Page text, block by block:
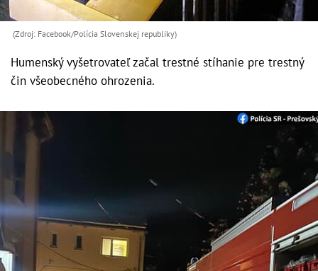
(Zdroj: Facebook/Polícia Slovenskej republiky)
Humenský vyšetrovateľ začal trestné stíhanie pre trestný
čin všeobecného ohrozenia.